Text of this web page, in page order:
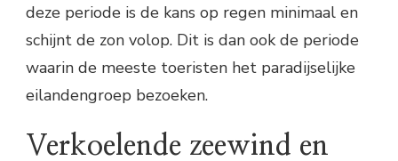
deze periode is de kans op regen minimaal en
schijnt de zon volop. Dit is dan ook de periode
waarin de meeste toeristen het paradijselijke
eilandengroep bezoeken.
Verkoelende zeewind en